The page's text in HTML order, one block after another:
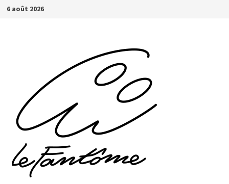
Passer
6 août 2026